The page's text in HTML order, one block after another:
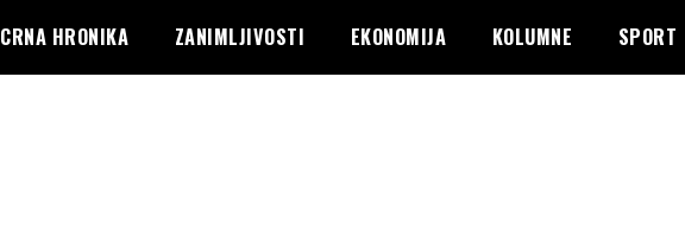
CRNA HRONIKA ZANIMLJIVOSTI EKONOMIJA KOLUMNE SPORT